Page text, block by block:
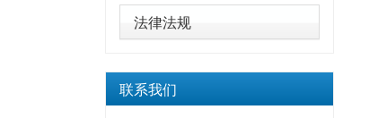
法律法规
联系我们